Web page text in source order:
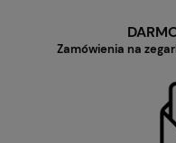
Zamówienia na